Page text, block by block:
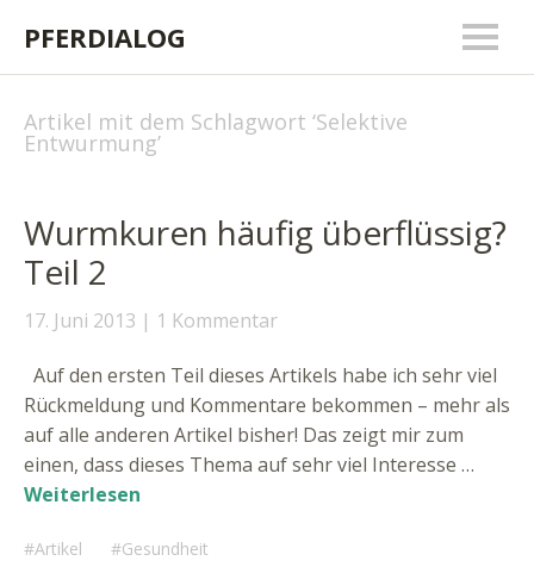
PFERDIALOG
Artikel mit dem Schlagwort ‘Selektive
Entwurmung’
Wurmkuren häufig überflüssig?
Teil 2
17. Juni 2013 1 Kommentar
Auf den ersten Teil dieses Artikels habe ich sehr viel
Rückmeldung und Kommentare bekommen – mehr als
auf alle anderen Artikel bisher! Das zeigt mir zum
einen, dass dieses Thema auf sehr viel Interesse …
Weiterlesen
Artikel Gesundheit